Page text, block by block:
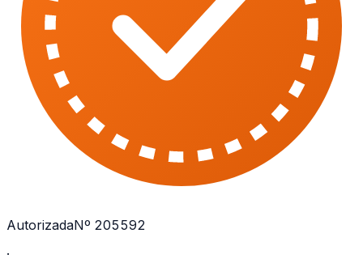
AutorizadaNº 205592
·